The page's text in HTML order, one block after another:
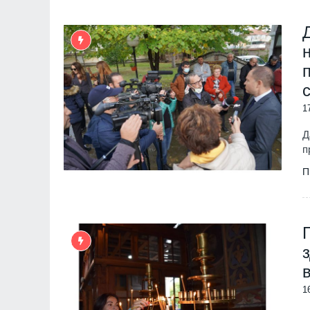
ПЛОВДИВ
Интерактивна карта
достъп до водните бази
Черноморието
БУРГАС
Ал. Йорданов: Родата на
кандидата на
е толкова червена, че
ни се лансира за
Нови две кули са
археологическите
средновековния град
БУРГАС
Радев за инцидента с